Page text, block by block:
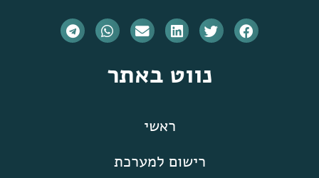
נווט באתר
ראשי
רישום למערכת